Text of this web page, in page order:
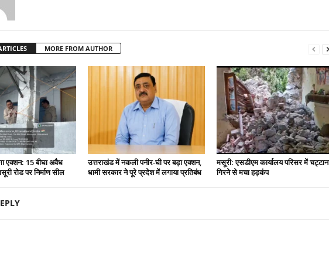
MORE FROM AUTHOR
एक्शन: 15 बीघा अवैध
रोड पर निर्माण सील
उत्तराखंड में नकली पनीर-घी पर बड़ा एक्शन,
धामी सरकार ने पूरे प्रदेश में लगाया प्रतिबंध
मसूरी: एसडीएम कार्यालय परिसर में चट्टान
गिरने से मचा हड़कंप